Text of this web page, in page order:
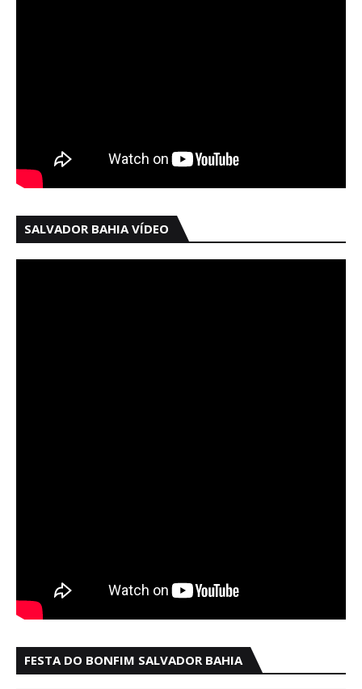
SALVADOR BAHIA VÍDEO
FESTA DO BONFIM SALVADOR BAHIA